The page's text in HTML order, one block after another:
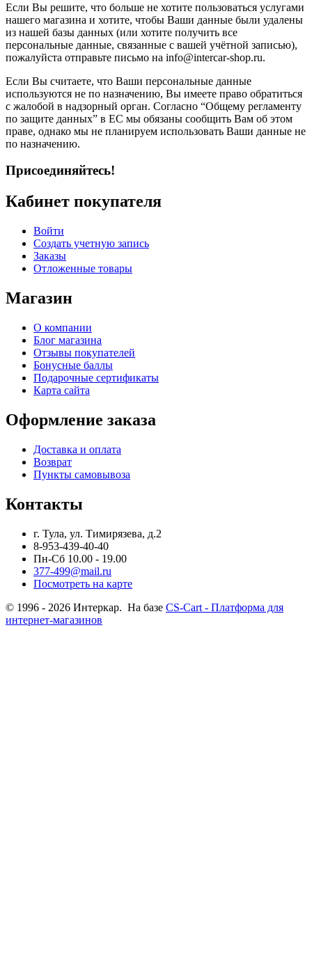
Если Вы решите, что больше не хотите пользоваться услугами
нашего магазина и хотите, чтобы Ваши данные были удалены
из нашей базы данных (или хотите получить все
персональные данные, связанные с вашей учётной записью),
пожалуйста отправьте письмо на info@intercar-shop.ru.
Если Вы считаете, что Ваши персональные данные
используются не по назначению, Вы имеете право обратиться
с жалобой в надзорный орган. Согласно “Общему регламенту
по защите данных” в ЕС мы обязаны сообщить Вам об этом
праве, однако мы не планируем использовать Ваши данные не
по назначению.
Присоединяйтесь!
Кабинет покупателя
Войти
Создать учетную запись
Заказы
Отложенные товары
Магазин
О компании
Блог магазина
Отзывы покупателей
Бонусные баллы
Подарочные сертификаты
Карта сайта
Оформление заказа
Доставка и оплата
Возврат
Пункты самовывоза
Контакты
г. Тула, ул. Тимирязева, д.2
8-953-439-40-40
Пн-Сб 10.00 - 19.00
377-499@mail.ru
Посмотреть на карте
© 1996 - 2026 Интеркар. На базе CS-Cart - Платформа для
интернет-магазинов